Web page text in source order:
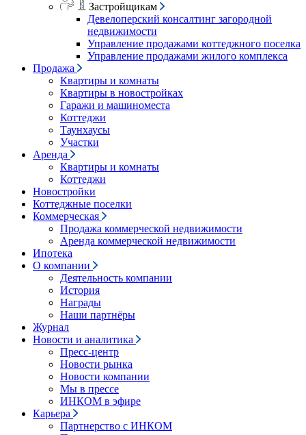
Застройщикам
Девелоперский консалтинг загородной
недвижимости
Управление продажами коттеджного поселка
Управление продажами жилого комплекса
Продажа
Квартиры и комнаты
Квартиры в новостройках
Гаражи и машиноместа
Коттеджи
Таунхаусы
Участки
Аренда
Квартиры и комнаты
Коттеджи
Новостройки
Коттеджные поселки
Коммерческая
Продажа коммерческой недвижимости
Аренда коммерческой недвижимости
Ипотека
О компании
Деятельность компании
История
Награды
Наши партнёры
Журнал
Новости и аналитика
Пресс-центр
Новости рынка
Новости компании
Мы в прессе
ИНКОМ в эфире
Карьера
Партнерство с ИНКОМ